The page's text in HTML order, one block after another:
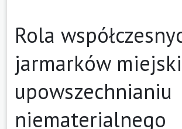
Rola
jarmarków
upowszechnianiu
niematerialnego